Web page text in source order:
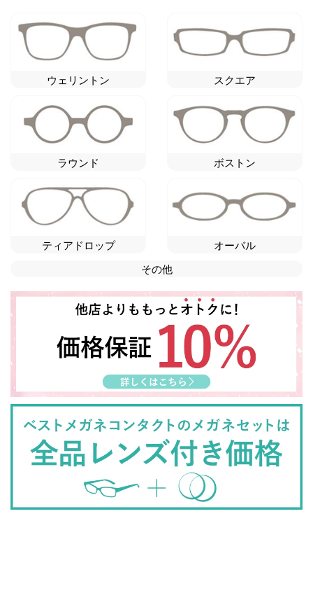
ウェリントン スクエア
ラウンド ボストン
ティアドロップ
オーバル
その他